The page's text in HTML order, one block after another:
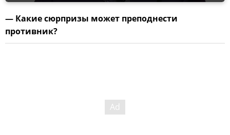
— Какие сюрпризы может преподнести
противник?